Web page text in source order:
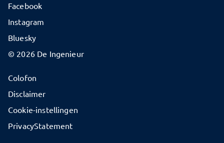
© 2026 De Ingenieur
Colofon
Disclaimer
Cookie-instellingen
PrivacyStatement
Facebook
Instagram
Bluesky